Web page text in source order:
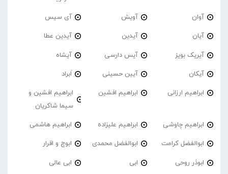
آوان آویش آی سیس
آیان آیدین آیدین عطا
آیریک بویز آیس دارسی آیشاه
آیکان آیین حسینی اَبراد
ابراهیم ارزانی ابراهیم افشین
ابراهیم افشین و
سیما شاکریان
ابراهیم چاوشی ابراهیم علیزاده ابراهیم هاشمی
ابوالفضل کرامت ابوالفضل محمدی ابوچ و اقرار
ابوذر روحی ابی ابی عالی